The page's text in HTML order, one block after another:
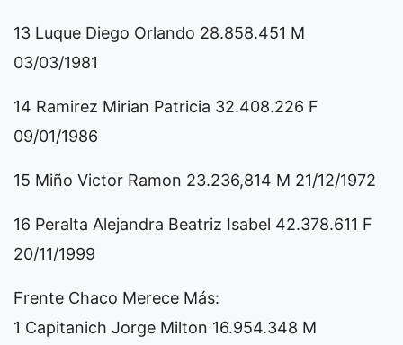
13 Luque Diego Orlando 28.858.451 M
03/03/1981
14 Ramirez Mirian Patricia 32.408.226 F
09/01/1986
15 Miño Victor Ramon 23.236,814 M 21/12/1972
16 Peralta Alejandra Beatriz Isabel 42.378.611 F
20/11/1999
Frente Chaco Merece Más:
1 Capitanich Jorge Milton 16.954.348 M